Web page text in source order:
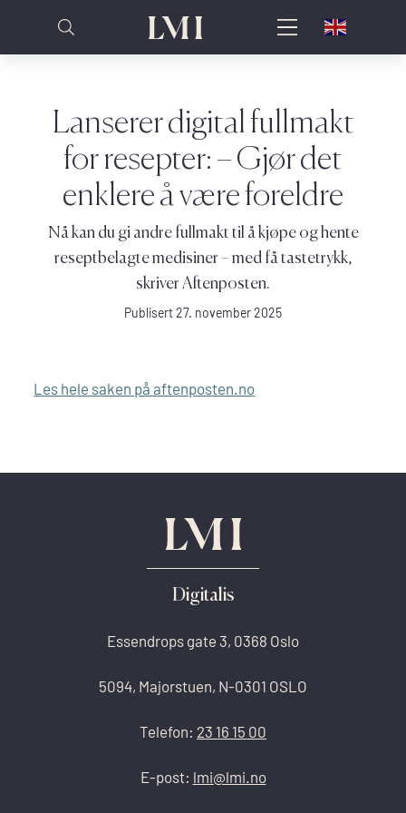
Lanserer digital fullmakt
for resepter: – Gjør det
enklere å være foreldre
Nå kan du gi andre fullmakt til å kjøpe og hente
reseptbelagte medisiner – med få tastetrykk,
skriver Aftenposten.
Publisert 27. november 2025
Les hele saken på aftenposten.no
Digitalis
Essendrops gate 3, 0368 Oslo
5094, Majorstuen, N-0301 OSLO
Telefon: 23 16 15 00
E-post: lmi@lmi.no